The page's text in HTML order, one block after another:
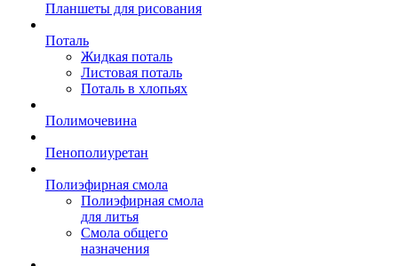
Планшеты для рисования
Поталь
Жидкая поталь
Листовая поталь
Поталь в хлопьях
Полимочевина
Пенополиуретан
Полиэфирная смола
Полиэфирная смола
для литья
Смола общего
назначения